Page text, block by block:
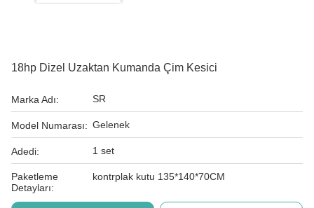
18hp Dizel Uzaktan Kumanda Çim Kesici
Marka Adı: SR
Model Numarası: Gelenek
Adedi: 1 set
Paketleme
Detayları:
kontrplak kutu 135*140*70CM